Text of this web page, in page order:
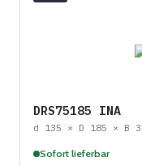
DRS75185 INA
d 135 × D 185 × B
Sofort lieferbar